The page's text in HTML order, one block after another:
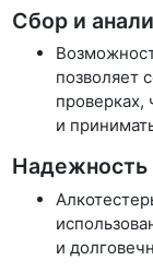
Сбор и
позволяет
проверках,
и
Надежность
и